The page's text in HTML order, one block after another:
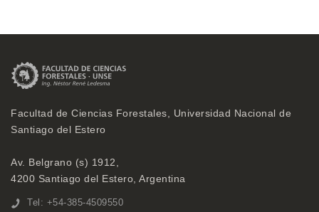
Facultad de Ciencias Forestales, Universidad Nacional de
Santiago del Estero
Av. Belgrano (s) 1912,
4200 Santiago del Estero, Argentina
Tel: +54-385-4509550